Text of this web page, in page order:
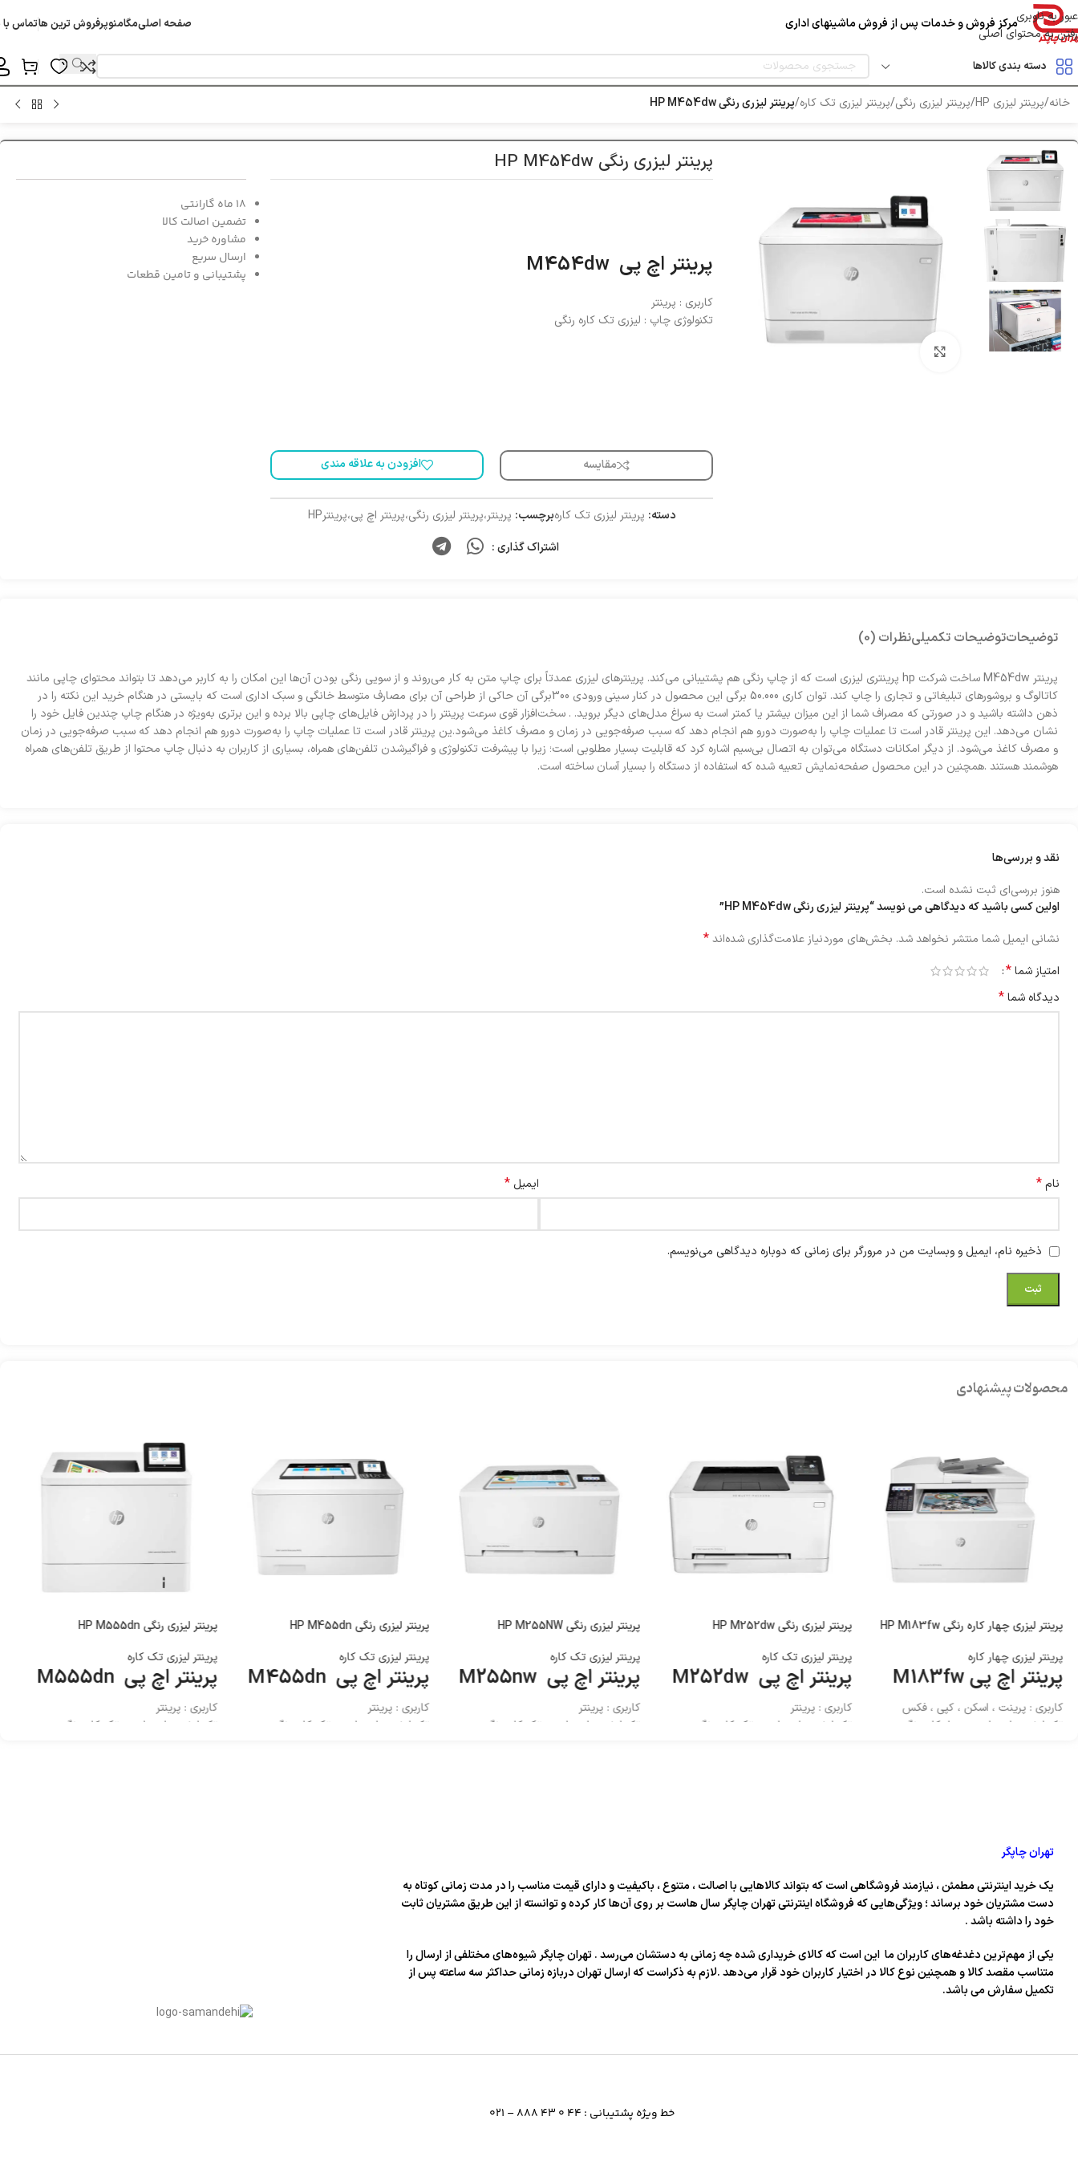
عبور به ناوبری
رفتن به محتوای اصلی
مرکز فروش و خدمات پس از فروش ماشینهای اداری
صفحه اصلیمگامنوپرفروش ترین هاتماس با
دسته بندی کالاها
خانه/پرینتر لیزری HP /پرینتر لیزری رنگی/پرینتر لیزری تک کاره/پرینتر لیزری رنگی HP M454dw
پرینتر لیزری رنگی HP M454dw
پرینتر اچ پی M454dw
کاربری : پرینتر
تکنولوژی چاپ : لیزری تک کاره رنگی
مقایسه افزودن به علاقه مندی
دسته: پرینتر لیزری تک کارهبرچسب: پرینتر،پرینتر لیزری رنگی،پرینتر اچ پی،پرینترHP
اشتراک گذاری :
18 ماه گارانتی
تضمین اصالت کالا
مشاوره خرید
ارسال سریع
پشتیبانی و تامین قطعات
توضیحاتتوضیحات تکمیلینظرات (0)
پرینتر M454dw ساخت شرکت hp پرینتری لیزری است که از چاپ رنگی هم پشتیبانی می‌کند. پرینترهای لیزری عمدتاً برای چاپ متن به کار می‌روند و از سویی رنگی بودن آن‌ها این امکان را به کاربر می‌دهد تا بتواند محتوای چاپی مانند
کاتالوگ و بروشورهای تبلیغاتی و تجاری را چاپ کند. توان کاری 50.000 برگی این محصول در کنار سینی ورودی 300برگی آن حاکی از طراحی آن برای مصارف متوسط خانگی و سبک اداری است که بایستی در هنگام خرید این نکته را در
ذهن داشته باشید و در صورتی که مصراف شما از این میزان بیشتر یا کمتر است به سراغ مدل‌های دیگر بروید. . سخت‌افزار قوی‌ سرعت پرینتر را در پردازش فایل‌های چاپی بالا برده و این برتری به‌ویژه در هنگام چاپ چندین فایل خود را
نشان می‌دهد. این پرینتر قادر است تا عملیات چاپ را به‌صورت دورو هم انجام دهد که سبب صرفه‌جویی در زمان و مصرف کاغذ می‌شود.ین پرینتر قادر است تا عملیات چاپ را به‌صورت دورو هم انجام دهد که سبب صرفه‌جویی در زمان
و مصرف کاغذ می‌شود. از دیگر امکانات دستگاه می‌توان به اتصال بی‌سیم اشاره کرد که قابلیت بسیار مطلوبی است؛ زیرا با پیشرفت تکنولوژی و فراگیرشدن تلفن‌های همراه، بسیاری از کاربران به دنبال چاپ محتوا از طریق تلفن‌های همراه
هوشمند هستند .همچنین در این محصول صفحه‌نمایش تعبیه شده که استفاده از دستگاه را بسیار آسان ساخته است.
نقد و بررسی‌ها
هنوز بررسی‌ای ثبت نشده است.
اولین کسی باشید که دیدگاهی می نویسد “پرینتر لیزری رنگی HP M454dw”
نشانی ایمیل شما منتشر نخواهد شد. بخش‌های موردنیاز علامت‌گذاری شده‌اند*
امتیاز شما*
دیدگاه شما*
نام* ایمیل *
ذخیره نام، ایمیل و وبسایت من در مرورگر برای زمانی که دوباره دیدگاهی می‌نویسم.
محصولات پیشنهادی
پرینتر لیزری چهار کاره رنگی HP M183fw
پرینتر لیزری چهار کاره
پرینتر اچ پی M183fw
کاربری : پرینت ، اسکن ، کپی ، فکس
تکنولوژی چاپ : لیزری چهار کاره رنگی
پرینتر لیزری رنگی HP M252dw
پرینتر لیزری تک کاره
پرینتر اچ پی M252dw
کاربری : پرینتر
تکنولوژی چاپ : لیزری تک کاره رنگی
پرینتر لیزری رنگی HP M255NW
پرینتر لیزری تک کاره
پرینتر اچ پی M255nw
کاربری : پرینتر
تکنولوژی چاپ : لیزری تک کاره رنگی
پرینتر لیزری رنگی HP M455dn
پرینتر لیزری تک کاره
پرینتر اچ پی M455dn
کاربری : پرینتر
تکنولوژی چاپ : لیزری تک کاره رنگی
پرینتر لیزری رنگی HP M555dn
پرینتر لیزری تک کاره
پرینتر اچ پی M555dn
کاربری : پرینتر
تکنولوژی چاپ : لیزری تک کاره رنگی
تهران چاپگر
یک خرید اینترنتی مطمئن ، نیازمند فروشگاهی است که بتواند کالاهایی با اصالت ، متنوع ، باکیفیت و دارای قیمت مناسب را در مدت زمانی کوتاه به
دست مشتریان خود برساند ؛ ویژگی‌هایی که فروشگاه اینترنتی تهران چاپگر سال‌ هاست بر روی آن‌ها کار کرده و توانسته از این طریق مشتریان ثابت
خود را داشته باشد .
یکی از مهم‌ترین دغدغه‌های کاربران ما این است که کالای خریداری شده چه زمانی به دستشان می‌رسد . تهران چاپگر شیوه‌های مختلفی از ارسال را
متناسب مقصد کالا و همچنین نوع کالا در اختیار کاربران خود قرار می‌دهد .لازم به ذکراست که ارسال تهران دربازه زمانی حداکثر سه ساعته پس از
تکمیل سفارش می باشد.
خط ویژه پشتیبانی : 44 0 43 888 – 021